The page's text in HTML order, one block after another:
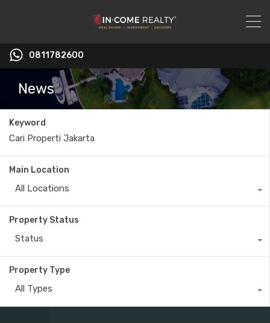
0811782600
News
Keyword
Main Location
All Locations
Property Status
Status
Property Type
All Types